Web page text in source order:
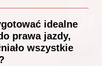
idealne
prawa jazdy,
wszystkie